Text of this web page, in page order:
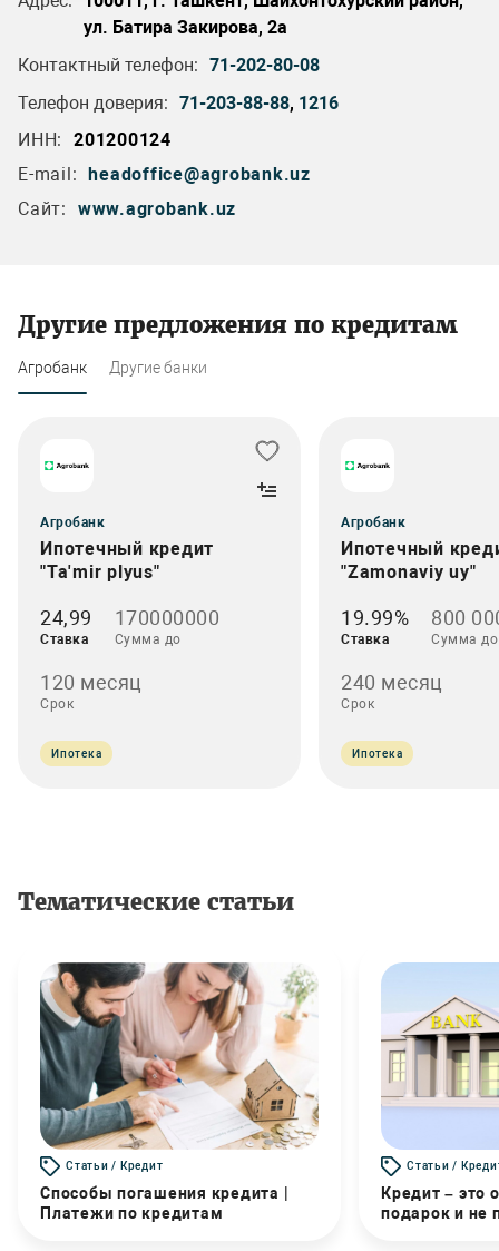
ул. Батира Закирова, 2а
Контактный телефон: 71-202-80-08
Телефон доверия: 71-203-88-88, 1216
ИНН:
201200124
E-mail: headoffice@agrobank.uz
Сайт:
www.agrobank.uz
Другие предложения по кредитам
Агробанк Другие банки
Агробанк
Ипотечный кредит
"Ta'mir plyus"
24,99
Ставка
170000000
Сумма до
120 месяц
Срок
Ипотека
Агробанк
Ипотечный
"Zamonaviy uy"
19.99%
Ставка
800
Сумма до
240 месяц
Срок
Ипотека
Тематические статьи
Статьи / Кредит
Способы погашения кредита |
Платежи по кредитам
Статьи /
Кредит – это
подарок и не